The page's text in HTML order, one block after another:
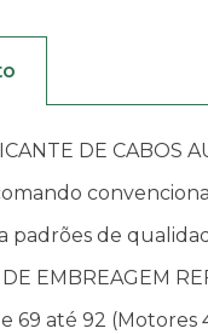
DE CABOS
padrões de
EMBREAGEM
69 até 92 (Motores